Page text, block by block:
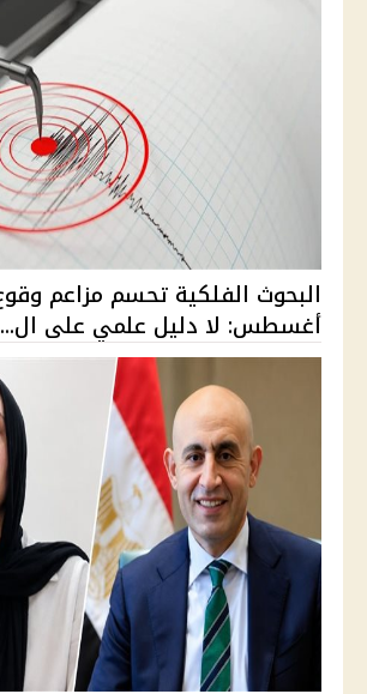
أغسطس: لا دليل علمي على ال...